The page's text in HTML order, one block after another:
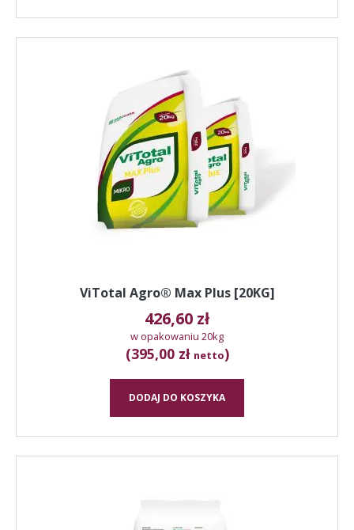
ViTotal Agro® Max Plus [20KG]
426,60 zł
w opakowaniu 20kg
(395,00 zł netto)
DODAJ DO KOSZYKA